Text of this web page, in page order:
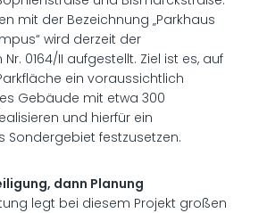
mit der Bezeichnung „Parkhaus
wird derzeit der
0164/II aufgestellt. Ziel ist es, auf
ein voraussichtlich
Gebäude mit etwa 300
und hierfür ein
Sondergebiet festzusetzen.
dann Planung
legt bei diesem Projekt großen